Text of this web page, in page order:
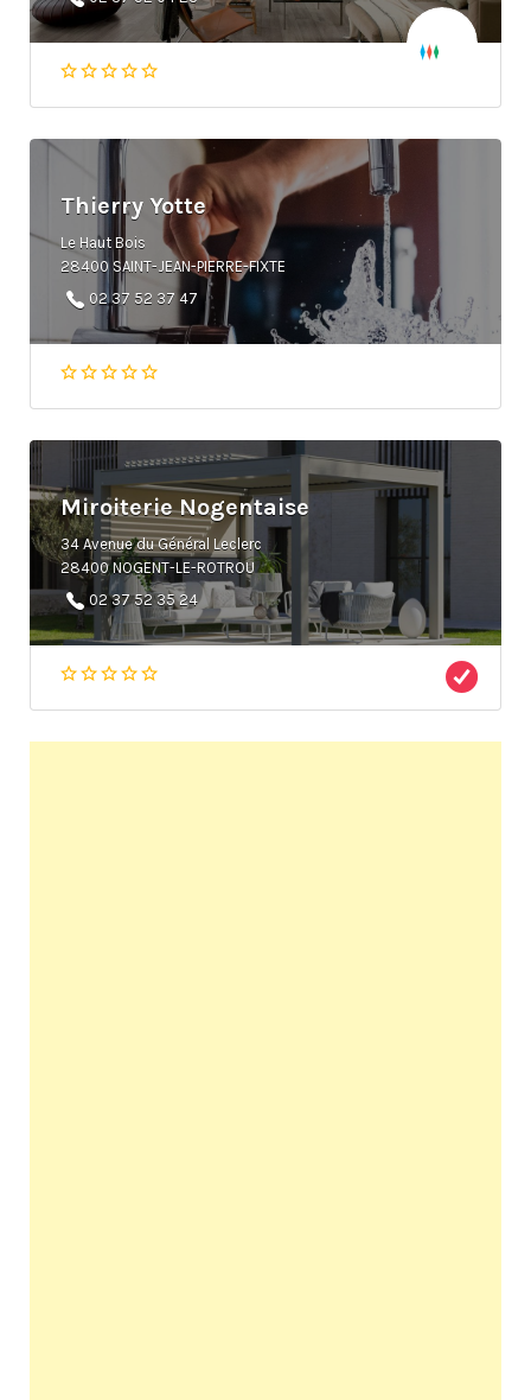
Thierry Yotte
Le Haut Bois
28400 SAINT-JEAN-PIERRE-FIXTE
02 37 52 37 47
Miroiterie Nogentaise
34 Avenue du Général Leclerc
28400 NOGENT-LE-ROTROU
02 37 52 35 24